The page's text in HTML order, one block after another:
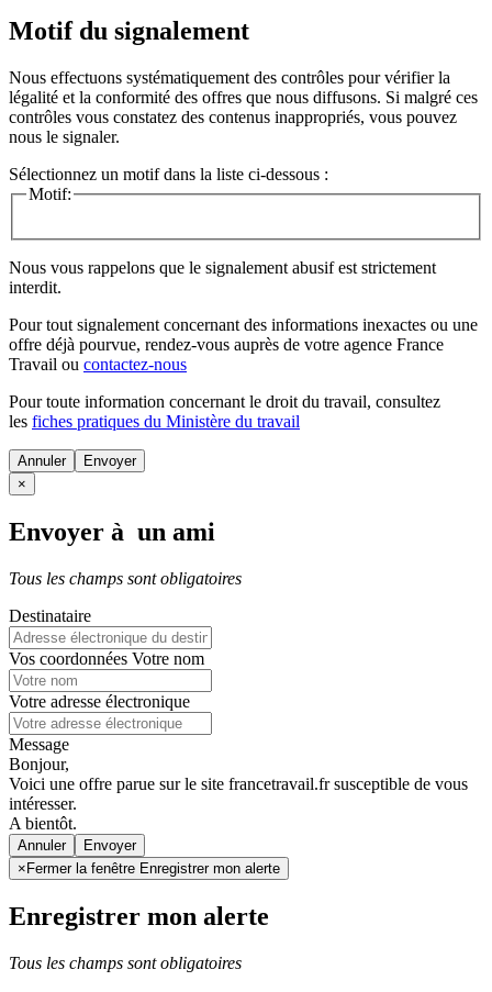
Motif du signalement
Nous effectuons systématiquement des contrôles pour vérifier la
légalité et la conformité des offres que nous diffusons. Si malgré ces
contrôles vous constatez des contenus inappropriés, vous pouvez
nous le signaler.
Sélectionnez un motif dans la liste ci-dessous :
Motif:
Nous vous rappelons que le signalement abusif est strictement
interdit.
Pour tout signalement concernant des informations inexactes ou une
offre déjà pourvue, rendez-vous auprès de votre agence France
Travail ou contactez-nous
Pour toute information concernant le droit du travail, consultez
les fiches pratiques du Ministère du travail
Annuler
×
Envoyer à un ami
Tous les champs sont obligatoires
Destinataire
Vos coordonnées Votre nom
Votre adresse électronique
Message
Bonjour,
Voici une offre parue sur le site francetravail.fr susceptible de vous
intéresser.
A bientôt.
Annuler
× Fermer la fenêtre Enregistrer mon alerte
Enregistrer mon alerte
Tous les champs sont obligatoires